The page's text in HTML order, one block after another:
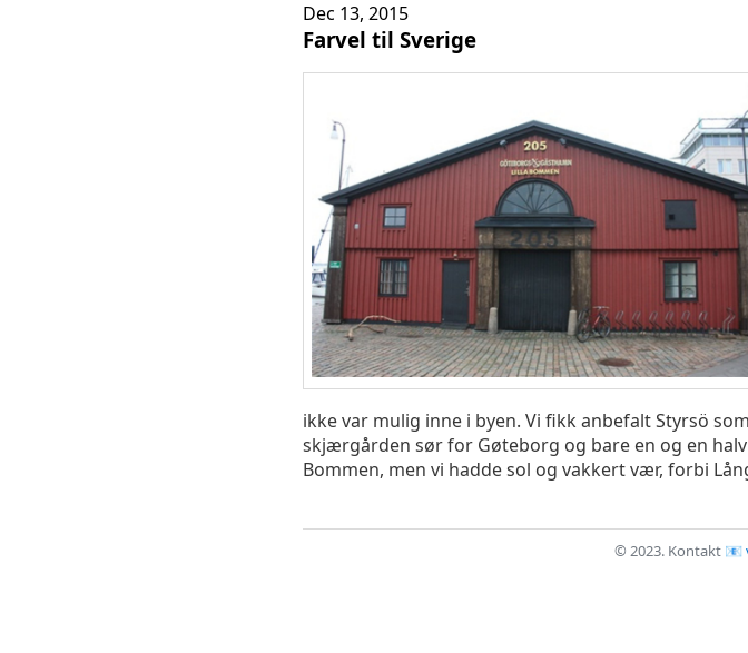
Dec 13, 2015
Farvel til Sverige
ikke var mulig inne i byen. Vi fikk anbefalt Styrsö
skjærgården sør for Gøteborg og bare en og en
Bommen, men vi hadde sol og vakkert vær, forbi
© 2023. Kontakt